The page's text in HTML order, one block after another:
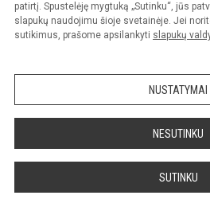
patirtį. Spustelėję mygtuką „Sutinku“, jūs
slapukų naudojimu šioje svetainėje. Jei
sutikimus, prašome apsilankyti slapukų
NUSTATYMAI
NESUTINKU
SUTINKU
Prieinamumo paraiška Slapukų
Sumanus būdas atnaujinti